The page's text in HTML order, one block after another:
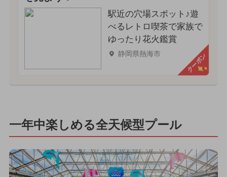
駅近の穴場スポット♪遊
べるレトロ喫茶で家族で
ゆったり花火鑑賞
静岡県熱海市 クーポン
一年中楽しめる全天候型プール